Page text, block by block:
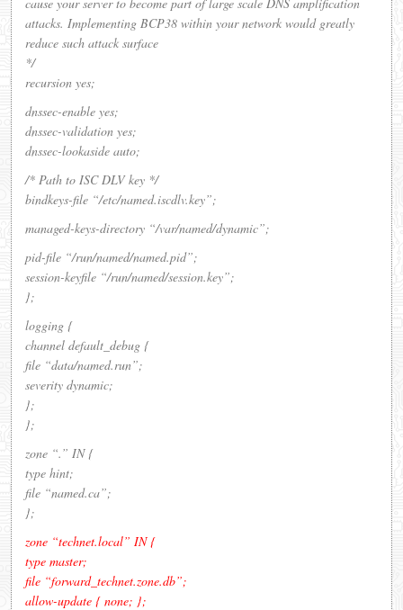
attacks. Implementing BCP38 within your network would greatly
reduce such attack surface
*/
recursion yes;
dnssec-enable yes;
dnssec-validation yes;
dnssec-lookaside auto;
/* Path to ISC DLV key */
bindkeys-file “/etc/named.iscdlv.key”;
managed-keys-directory “/var/named/dynamic”;
pid-file “/run/named/named.pid”;
session-keyfile “/run/named/session.key”;
};
logging {
channel default_debug {
file “data/named.run”;
severity dynamic;
};
};
zone “.” IN {
type hint;
file “named.ca”;
};
zone “technet.local” IN {
type master;
file “forward_technet.zone.db”;
allow-update { none; };